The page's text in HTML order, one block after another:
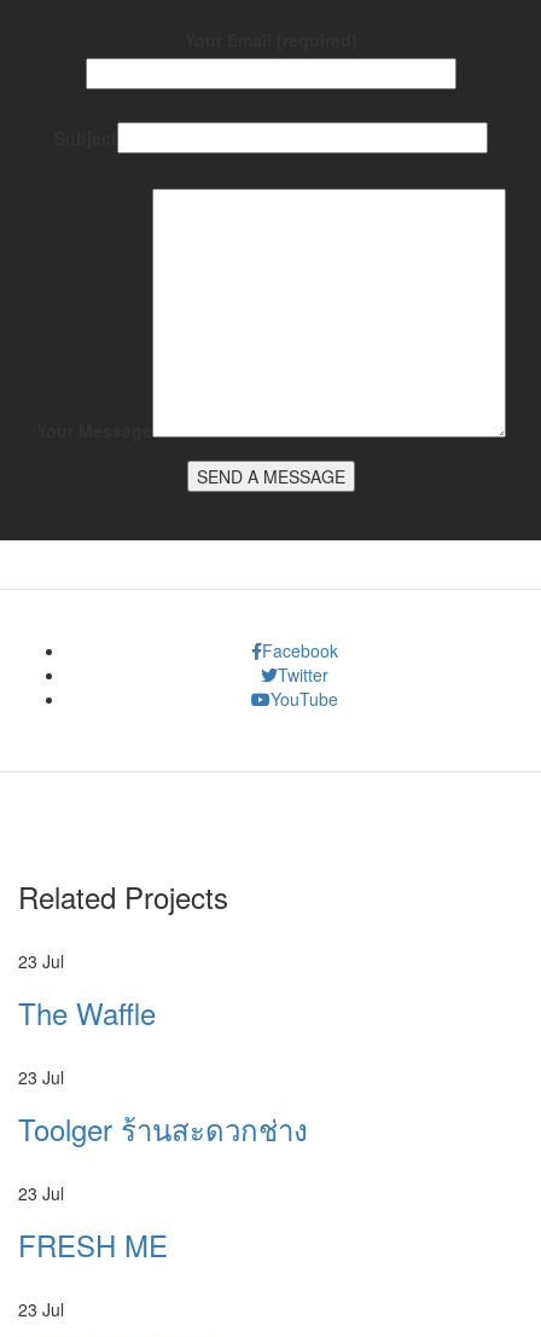
Facebook
Twitter
YouTube
Related Projects
23 Jul
The Waffle
23 Jul
Toolger ร้านสะดวกช่าง
23 Jul
FRESH ME
23 Jul